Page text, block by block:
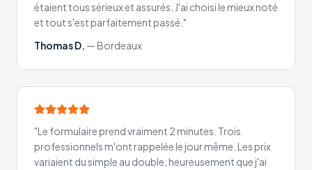
étaient tous sérieux et assurés. J'ai choisi le mieux noté
et tout s'est parfaitement passé. "
Thomas D. —Bordeaux
"Le formulaire prend vraiment 2 minutes. Trois
professionnels m'ont rappelée le jour même. Les prix
variaient du simple au double, heureusement que j'ai